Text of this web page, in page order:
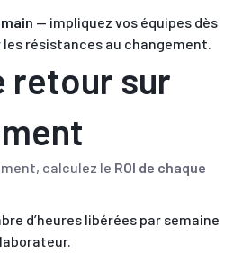
— impliquez vos équipes dès
résistances au changement.
retour sur
calculez le ROI de chaque
d’heures libérées par semaine